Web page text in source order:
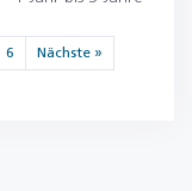
6 Nächste »